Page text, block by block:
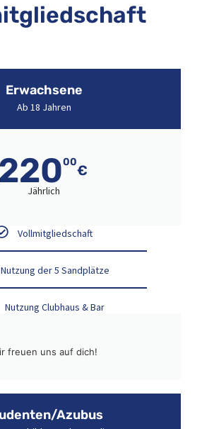
Erwachsene
Ab 18 Jahren
22000
€
Jährlich
Vollmitgliedschaft
Nutzung der 5 Sandplätze
Nutzung Clubhaus & Bar
freuen uns auf dich!
Azubus